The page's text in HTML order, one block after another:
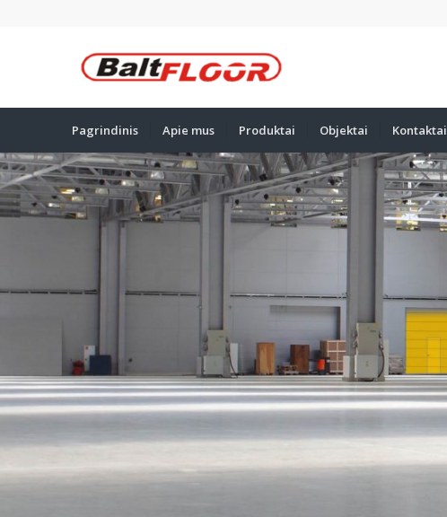
Pagrindinis Apie mus Produktai Objektai Kontaktai